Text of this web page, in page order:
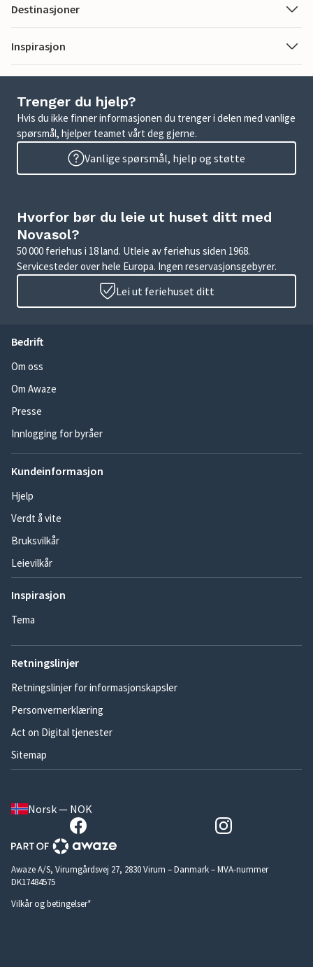
Destinasjoner
Inspirasjon
Trenger du hjelp?
Hvis du ikke finner informasjonen du trenger i delen med vanlige
spørsmål, hjelper teamet vårt deg gjerne.
Vanlige spørsmål, hjelp og støtte
Hvorfor bør du leie ut huset ditt med
Novasol?
50 000 feriehus i 18 land. Utleie av feriehus siden 1968.
Servicesteder over hele Europa. Ingen reservasjonsgebyrer.
Lei ut feriehuset ditt
Bedrift
Om oss
Om Awaze
Presse
Innlogging for byråer
Kundeinformasjon
Hjelp
Verdt å vite
Bruksvilkår
Leievilkår
Inspirasjon
Tema
Retningslinjer
Retningslinjer for informasjonskapsler
Personvernerklæring
Act on Digital tjenester
Sitemap
Norsk — NOK
Awaze A/S, Virumgårdsvej 27, 2830 Virum – Danmark – MVA-nummer
DK17484575
Vilkår og betingelser*